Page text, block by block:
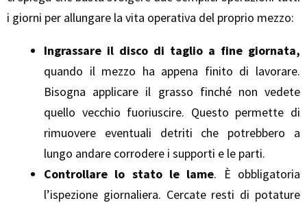
i giorni per allungare la vita operativa del proprio mezzo:
Ingrassare il disco di taglio a fine giornata,
quando il mezzo ha appena finito di lavorare.
Bisogna applicare il grasso finché non vedete
quello vecchio fuoriuscire. Questo permette di
rimuovere eventuali detriti che potrebbero a
lungo andare corrodere i supporti e le parti.
Controllare lo stato le lame. È obbligatoria
l’ispezione giornaliera. Cercate resti di potature